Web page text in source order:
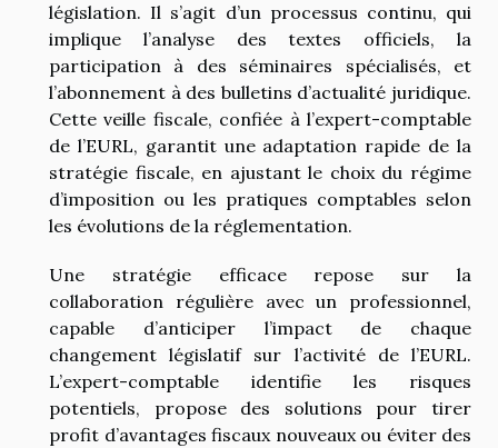
législation. Il s’agit d’un processus continu, qui
implique l’analyse des textes officiels, la
participation à des séminaires spécialisés, et
l’abonnement à des bulletins d’actualité juridique.
Cette veille fiscale, confiée à l’expert-comptable
de l’EURL, garantit une adaptation rapide de la
stratégie fiscale, en ajustant le choix du régime
d’imposition ou les pratiques comptables selon
les évolutions de la réglementation.
Une stratégie efficace repose sur la
collaboration régulière avec un professionnel,
capable d’anticiper l’impact de chaque
changement législatif sur l’activité de l’EURL.
L’expert-comptable identifie les risques
potentiels, propose des solutions pour tirer
profit d’avantages fiscaux nouveaux ou éviter des